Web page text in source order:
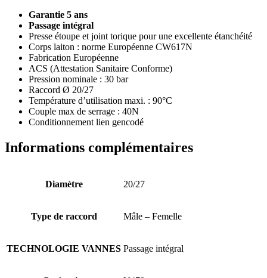
Garantie 5 ans
Passage intégral
Presse étoupe et joint torique pour une excellente étanchéité
Corps laiton : norme Européenne CW617N
Fabrication Européenne
ACS (Attestation Sanitaire Conforme)
Pression nominale : 30 bar
Raccord Ø 20/27
Température d’utilisation maxi. : 90°C
Couple max de serrage : 40N
Conditionnement lien gencodé
Informations complémentaires
Diamètre 20/27
Type de raccord Mâle – Femelle
TECHNOLOGIE VANNES Passage intégral